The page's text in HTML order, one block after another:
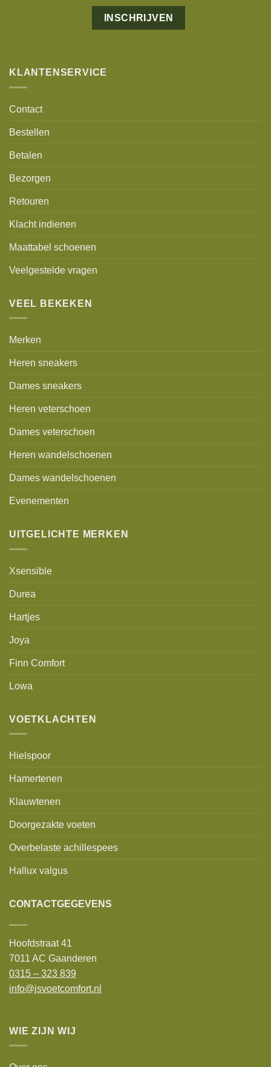
KLANTENSERVICE
Contact
Bestellen
Betalen
Bezorgen
Retouren
Klacht indienen
Maattabel schoenen
Veelgestelde vragen
VEEL BEKEKEN
Merken
Heren sneakers
Dames sneakers
Heren veterschoen
Dames veterschoen
Heren wandelschoenen
Dames wandelschoenen
Evenementen
UITGELICHTE MERKEN
Xsensible
Durea
Hartjes
Joya
Finn Comfort
Lowa
VOETKLACHTEN
Hielspoor
Hamertenen
Klauwtenen
Doorgezakte voeten
Overbelaste achillespees
Hallux valgus
CONTACTGEGEVENS
Hoofdstraat 41
7011 AC Gaanderen
0315 – 323 839
info@jsvoetcomfort.nl
WIE ZIJN WIJ